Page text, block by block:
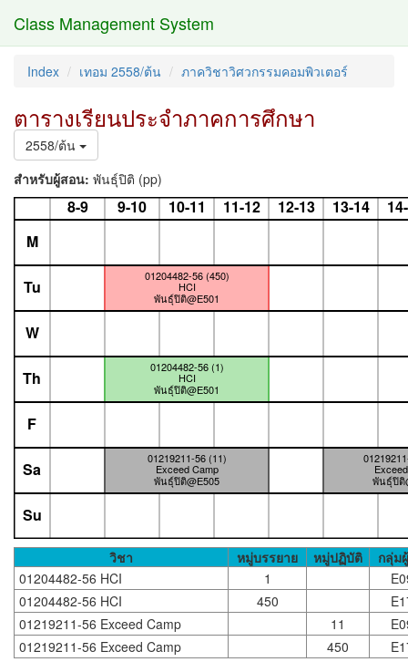
Class Management System
Index เทอม 2558/ต้น ภาควิชาวิศวกรรมคอมพิวเตอร์
ตารางเรียนประจำภาคการศึกษา
2558/ต้น
สำหรับผู้สอน: พันธุ์ปิติ (pp)
8-9 9-10 10-11 11-12 12-13 13-14
01204482-56 (1)
HCI
พันธุ์ปิติ@E501
01204482-56 (450)
HCI
พันธุ์ปิติ@E501
01219211-56 (11)
Exceed Camp
พันธุ์ปิติ@E505 พันธุ์ปิติ
M
Tu
W
Th
F
Sa
Su
วิชา หมู่บรรยาย หมู่ปฏิบัติ
กลุ่ม
01204482-56 HCI
1
01204482-56 HCI
450
01219211-56 Exceed Camp
11
01219211-56 Exceed Camp
450